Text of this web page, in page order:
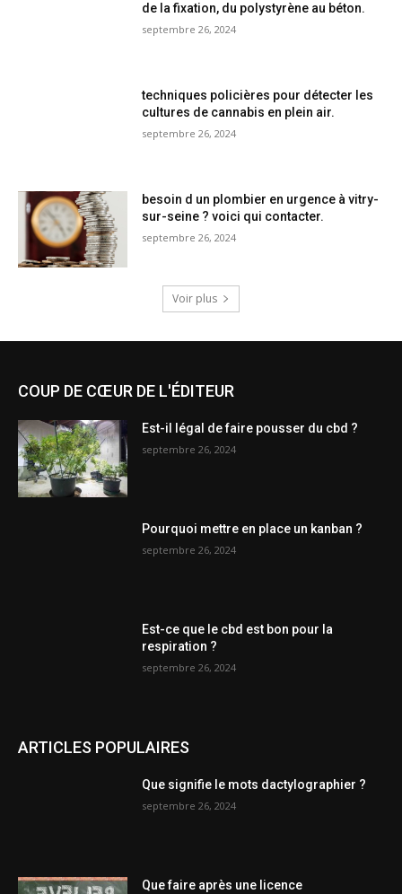
de la fixation, du polystyrène au béton.
septembre 26, 2024
techniques policières pour détecter les
cultures de cannabis en plein air.
septembre 26, 2024
besoin d un plombier en urgence à vitry-
sur-seine ? voici qui contacter.
septembre 26, 2024
Voir plus
COUP DE CŒUR DE L'ÉDITEUR
Est-il légal de faire pousser du cbd ?
septembre 26, 2024
Pourquoi mettre en place un kanban ?
septembre 26, 2024
Est-ce que le cbd est bon pour la
respiration ?
septembre 26, 2024
ARTICLES POPULAIRES
Que signifie le mots dactylographier ?
septembre 26, 2024
Que faire après une licence